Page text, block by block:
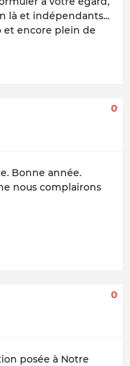
là et indépendants...
et encore plein de
0
Bonne année.
nous complairons
0
posée à Notre